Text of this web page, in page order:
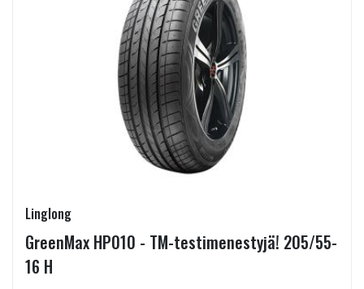
Linglong
GreenMax HP010 - TM-testimenestyjä! 205/55-
16 H